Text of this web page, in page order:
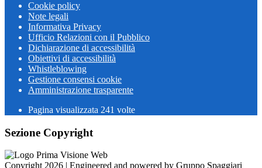
Cookie policy
Note legali
Informativa Privacy
Ufficio Relazioni con il Pubblico
Dichiarazione di accessibilità
Obiettivi di accessibilità
Whistleblowing
Gestione consensi cookie
Amministrazione trasparente
Pagina visualizzata 241 volte
Sezione Copyright
Copyright 2026 | Engineered and powered by Gruppo Spaggiari